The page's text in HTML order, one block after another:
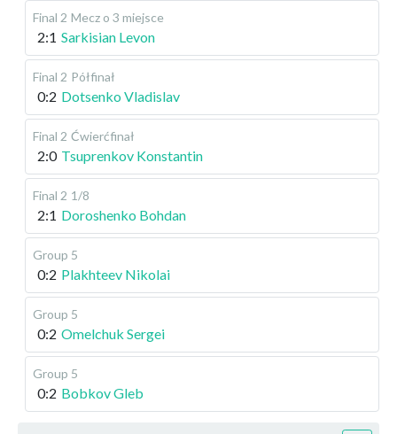
Final 2 Mecz o 3 miejsce
2:1 Sarkisian Levon
Final 2 Półfinał
0:2 Dotsenko Vladislav
Final 2 Ćwierćfinał
2:0 Tsuprenkov Konstantin
Final 2 1/8
2:1 Doroshenko Bohdan
Group 5
0:2 Plakhteev Nikolai
Group 5
0:2 Omelchuk Sergei
Group 5
0:2 Bobkov Gleb